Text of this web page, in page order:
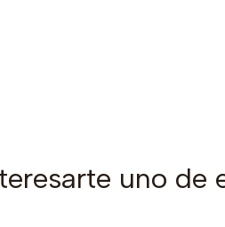
uno de